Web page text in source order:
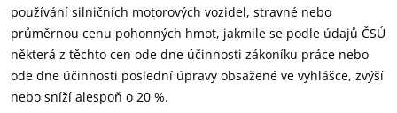
používání silničních motorových vozidel, stravné nebo
průměrnou cenu pohonných hmot, jakmile se podle údajů ČSÚ
některá z těchto cen ode dne účinnosti zákoníku práce nebo
ode dne účinnosti poslední úpravy obsažené ve vyhlášce, zvýší
nebo sníží alespoň o 20 %.